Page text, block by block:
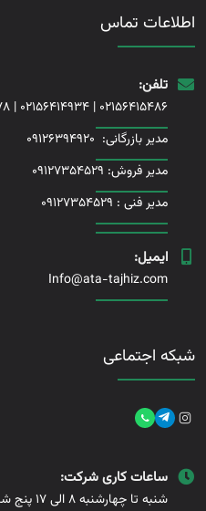
اطلاعات تماس
تلفن:
02156415486
|
02156414934
|
مدیر بازرگانی: 09126394920
مدیر فروش: 09127354529
مدیر فنی : 09127354529
ایمیل:
Info@ata-tajhiz.com
شبکه اجتماعی
ساعات کاری شرکت:
شنبه تا چهارشنبه 8 الی 17 پنج شنبه 8 الی 13